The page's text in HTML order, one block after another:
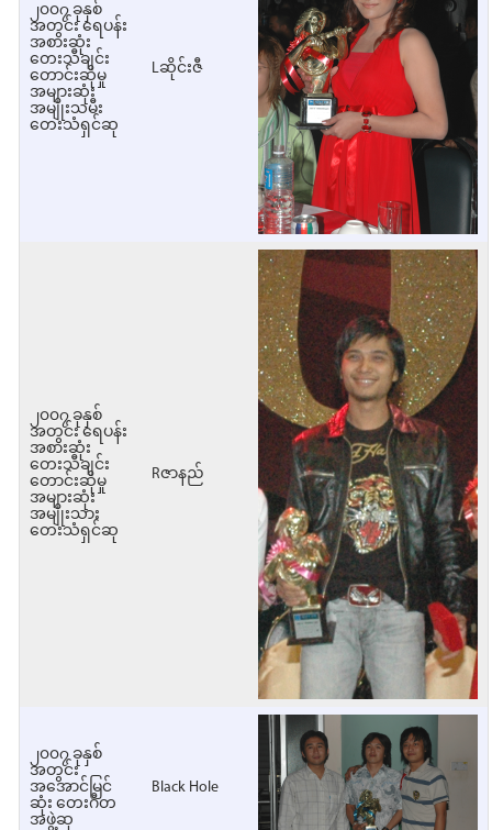
၂၀၀၇ ခုနှစ်
အတွင်း ရေပန်း
အစားဆုံး
တေးသီချင်း
တောင်းဆိုမှု
အများဆုံး
အမျိုးသမီး
တေးသံရှင်ဆု
Lဆိုင်းဇီ
၂၀၀၇ ခုနှစ်
အတွင်း ရေပန်း
အစားဆုံး
တေးသီချင်း
တောင်းဆိုမှု
အများဆုံး
အမျိုးသား
တေးသံရှင်ဆု
Rဇာနည်
၂၀၀၇ ခုနှစ်
အတွင်း
အအောင်မြင်
ဆုံး တေးဂီတ
အဖွဲ့ဆု
Black Hole